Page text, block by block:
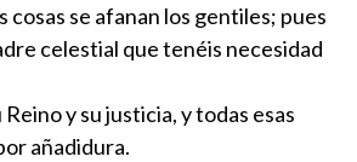
cosas se afanan los gentiles; pues
celestial que tenéis necesidad
y su justicia, y todas esas
añadidura.